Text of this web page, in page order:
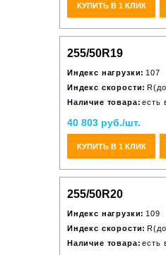
КУПИТЬ В 1 КЛИК
255/50R19
Индекс нагрузки: 107
Индекс скорости:
Наличие товара: есть
40 803 руб./шт.
КУПИТЬ В 1 КЛИК
255/50R20
Индекс нагрузки: 109
Индекс скорости:
Наличие товара: есть